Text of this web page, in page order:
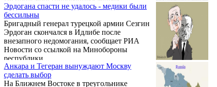
несколько десятков человек с плакатами
«Идлиб – сирийская земля», скандируя
лозунги, собрались у наблюдательных
пунктов турецкой армии.
Эрдогана спасти не удалось - медики были
бессильны
Бригадный генерал турецкой армии Сезгин
Эрдоган скончался в Идлибе после
внезапного недомогания, сообщает РИА
Новости со ссылкой на Минобороны
республики.
Анкара и Тегеран вынуждают Москву
сделать выбор
На Ближнем Востоке в треугольнике